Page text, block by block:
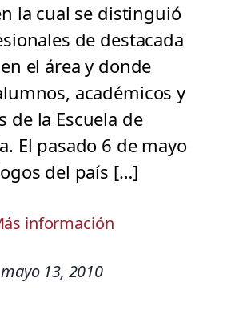
la cual se distinguió
de destacada
el área y donde
académicos y
de la Escuela de
El pasado 6 de mayo
del país […]
información
mayo 13, 2010